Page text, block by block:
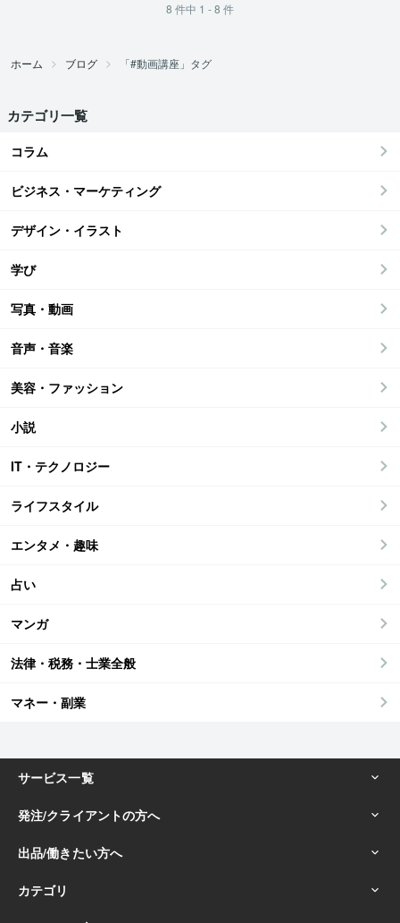
8 件中 1 - 8 件
ホーム ブログ 「#動画講座」タグ
カテゴリ一覧
コラム
ビジネス・マーケティング
デザイン・イラスト
学び
写真・動画
音声・音楽
美容・ファッション
小説
IT・テクノロジー
ライフスタイル
エンタメ・趣味
占い
マンガ
法律・税務・士業全般
マネー・副業